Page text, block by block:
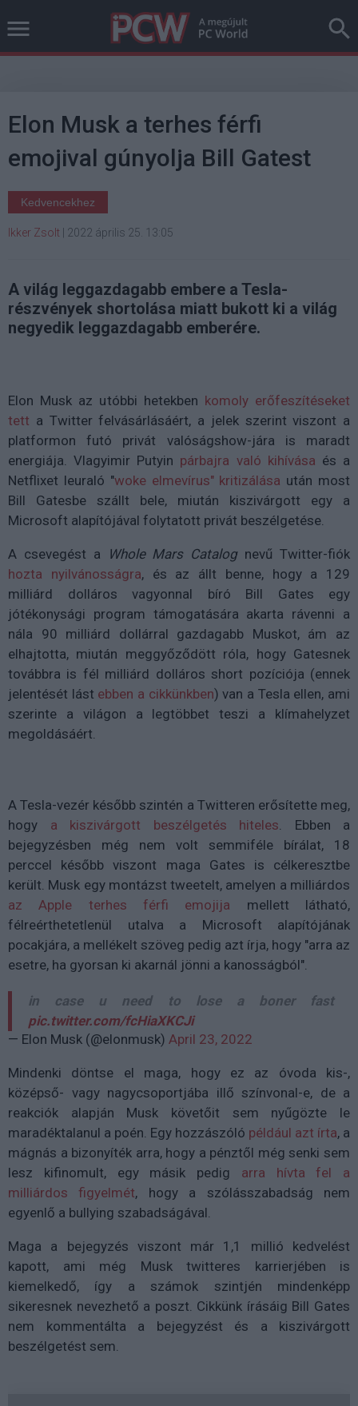
Elon Musk a terhes férfi
emojival gúnyolja Bill Gatest
Kedvencekhez
Ikker Zsolt 2022 április 25. 13:05
A világ leggazdagabb embere a Tesla-
részvények shortolása miatt bukott ki a világ
negyedik leggazdagabb emberére.
Elon Musk az utóbbi hetekben komoly erőfeszítéseket
tett a Twitter felvásárlásáért, a jelek szerint viszont a
platformon futó privát valóságshow-jára is maradt
energiája. Vlagyimir Putyin párbajra való kihívása és a
Netflixet leuraló "woke elmevírus" kritizálása után most
Bill Gatesbe szállt bele, miután kiszivárgott egy a
Microsoft alapítójával folytatott privát beszélgetése.
A csevegést a Whole Mars Catalognevű Twitter-fiók
hozta nyilvánosságra, és az állt benne, hogy a 129
milliárd dolláros vagyonnal bíró Bill Gates egy
jótékonysági program támogatására akarta rávenni a
nála 90 milliárd dollárral gazdagabb Muskot, ám az
elhajtotta, miután meggyőződött róla, hogy Gatesnek
továbbra is fél milliárd dolláros short pozíciója (ennek
jelentését lást ebben a cikkünkben) van a Tesla ellen, ami
szerinte a világon a legtöbbet teszi a klímahelyzet
megoldásáért.
A Tesla-vezér később szintén a Twitteren erősítette meg,
hogy a kiszivárgott beszélgetés hiteles. Ebben a
bejegyzésben még nem volt semmiféle bírálat, 18
perccel később viszont maga Gates is célkeresztbe
került. Musk egy montázst tweetelt, amelyen a milliárdos
az Apple terhes férfi emojija mellett látható,
félreérthetetlenül utalva a Microsoft alapítójának
pocakjára, a mellékelt szöveg pedig azt írja, hogy "arra az
esetre, ha gyorsan ki akarnál jönni a kanosságból".
in case u need to lose a boner fast
pic.twitter.com/fcHiaXKCJi
— Elon Musk (@elonmusk) April 23, 2022
Mindenki döntse el maga, hogy ez az óvoda kis-,
középső- vagy nagycsoportjába illő színvonal-e, de a
reakciók alapján Musk követőit sem nyűgözte le
maradéktalanul a poén. Egy hozzászóló például azt írta, a
mágnás a bizonyíték arra, hogy a pénztől még senki sem
lesz kifinomult, egy másik pedig arra hívta fel a
milliárdos figyelmét, hogy a szólásszabadság nem
egyenlő a bullying szabadságával.
Maga a bejegyzés viszont már 1,1 millió kedvelést
kapott, ami még Musk twitteres karrierjében is
kiemelkedő, így a számok szintjén mindenképp
sikeresnek nevezhető a poszt. Cikkünk írásáig Bill Gates
nem kommentálta a bejegyzést és a kiszivárgott
beszélgetést sem.